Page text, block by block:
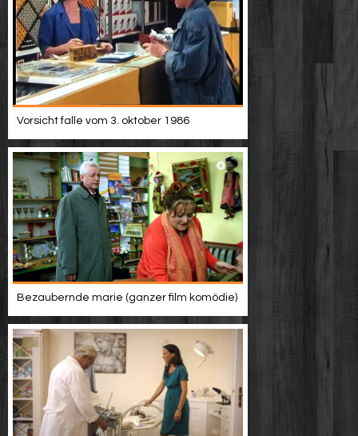
Vorsicht falle vom 3. oktober 1986
Bezaubernde marie (ganzer film komödie)